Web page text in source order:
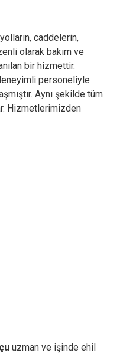
caddelerin,
olarak bakım ve
bir hizmettir.
personeliyle
Aynı şekilde tüm
Hizmetlerimizden
uzman ve işinde ehil